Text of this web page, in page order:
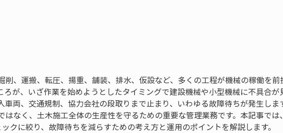
削、運搬、転圧、揚重、舗装、排水、仮設など、多くの工程が機械の稼働を前
ろが、いざ作業を始めようとしたタイミングで建設機械や小型機械に不具合が
車両、交通規制、協力会社の段取りまで止まり、いわゆる故障待ちが発生しま
はなく、土木施工全体の生産性を守るための重要な管理業務です。本記事では
クに絞り、故障待ちを減らすための考え方と運用のポイントを解説します。